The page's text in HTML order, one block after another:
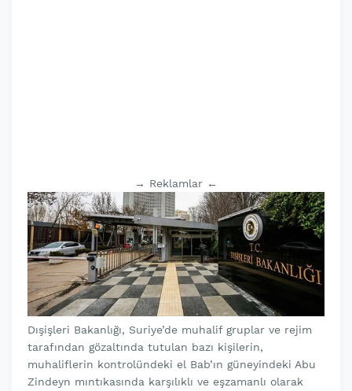
→ Reklamlar ←
Dışişleri Bakanlığı, Suriye’de muhalif gruplar ve rejim
tarafından gözaltında tutulan bazı kişilerin,
muhaliflerin kontrolündeki el Bab’ın güneyindeki Abu
Zindeyn mıntıkasında karşılıklı ve eşzamanlı olarak